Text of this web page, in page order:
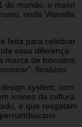
do mundo; o maior
onde Vitarella
feita para celebrar
essa diferença
marca de biscoitos
finalizou.
system, com
ícones da cultura
e que resgatam